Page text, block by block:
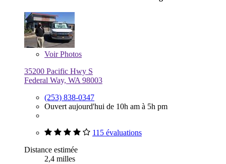
VoirPhotos
35200 Pacific Hwy S
Federal Way, WA 98003
(253) 838-0347
Ouvert aujourd'hui de 10h am à 5h pm
115 évaluations
Distance estimée
2,4 milles